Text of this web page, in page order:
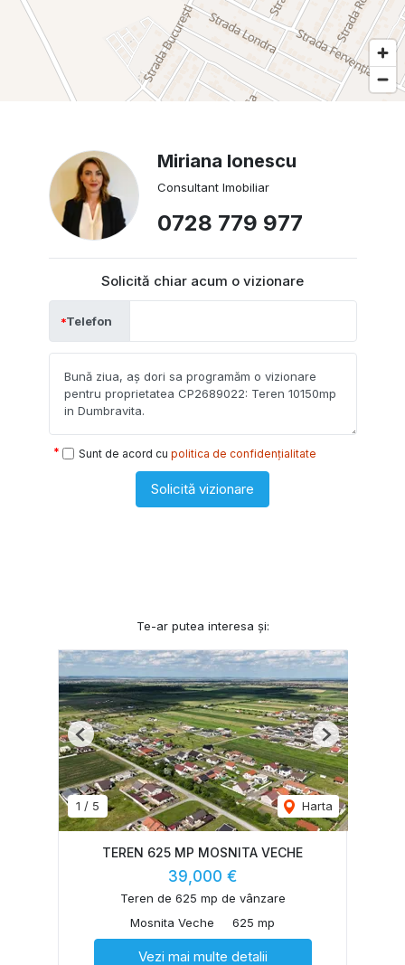
Miriana Ionescu
Consultant Imobiliar
0728 779 977
Solicită chiar acum o vizionare
Telefon
Sunt de acord cu politica de confidențialitate
Solicită vizionare
Te-ar putea interesa și:
1 / 5 Harta
Previous Next
TEREN 625 MP MOSNITA VECHE
39,000 €
Teren de 625 mp de vânzare
Mosnita Veche
625 mp
Vezi mai multe detalii